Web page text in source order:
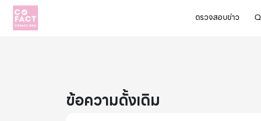
ตรวจสอบข่าว
ข้อความดั้งเดิม